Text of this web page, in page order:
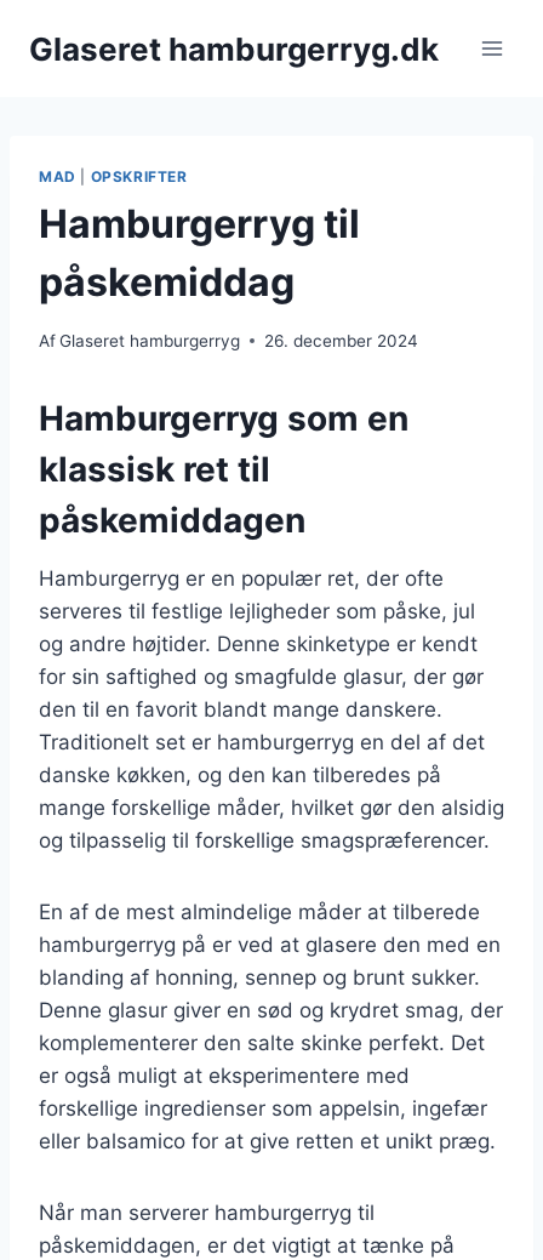
Glaseret hamburgerryg.dk
MAD OPSKRIFTER
Hamburgerryg til
påskemiddag
AfGlaseret hamburgerryg 26. december 2024
Hamburgerryg som en
klassisk ret til
påskemiddagen
Hamburgerryg er en populær ret, der ofte
serveres til festlige lejligheder som påske, jul
og andre højtider. Denne skinketype er kendt
for sin saftighed og smagfulde glasur, der gør
den til en favorit blandt mange danskere.
Traditionelt set er hamburgerryg en del af det
danske køkken, og den kan tilberedes på
mange forskellige måder, hvilket gør den alsidig
og tilpasselig til forskellige smagspræferencer.
En af de mest almindelige måder at tilberede
hamburgerryg på er ved at glasere den med en
blanding af honning, sennep og brunt sukker.
Denne glasur giver en sød og krydret smag, der
komplementerer den salte skinke perfekt. Det
er også muligt at eksperimentere med
forskellige ingredienser som appelsin, ingefær
eller balsamico for at give retten et unikt præg.
Når man serverer hamburgerryg til
påskemiddagen, er det vigtigt at tænke på